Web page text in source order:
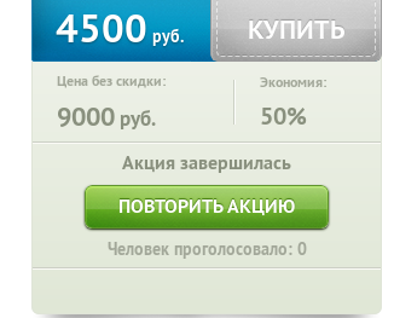
4500руб. КУПИТЬ
Цена без скидки:
9000 руб.
Экономия:
50%
Акция завершилась
ПОВТОРИТЬ АКЦИЮ
Человек проголосовало: 0